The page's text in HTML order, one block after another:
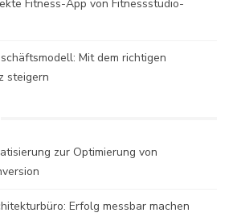
Fitness-App von Fitnessstudio-
Mit dem richtigen
steigern
zur Optimierung von
Erfolg messbar machen